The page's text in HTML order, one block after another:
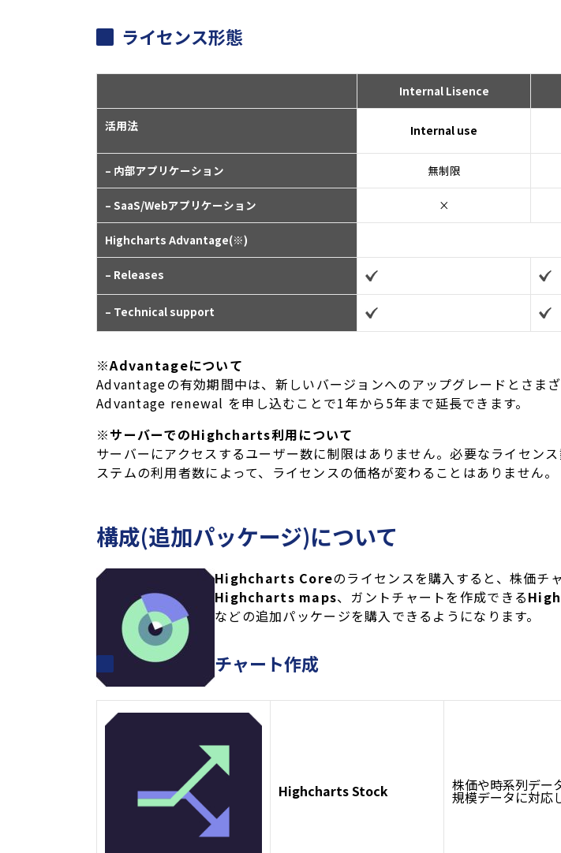
ライセンス形態
Internal Lisence
活用法 Internal use
– 内部アプリケーション 無制限
– SaaS/Webアプリケーション ×
Highcharts Advantage(※)
– Releases
– Technical support
※Advantageについて
Advantageの有効期間中は、新しいバージョンへのアップグレードとさま
Advantage renewal を申し込むことで1年から5年まで延長できます。
※サーバーでのHighcharts利用について
サーバーにアクセスするユーザー数に制限はありません。必要なライセ
ステムの利用者数によって、ライセンスの価格が変わることはありません。
構成(追加パッケージ)について
Highcharts Coreのライセンスを購入すると、株価チ
Highcharts maps、ガントチャートを作成できる
などの追加パッケージを購入できるようになります。
チャート作成
Highcharts Stock 株価や時系列デー
規模データに対応